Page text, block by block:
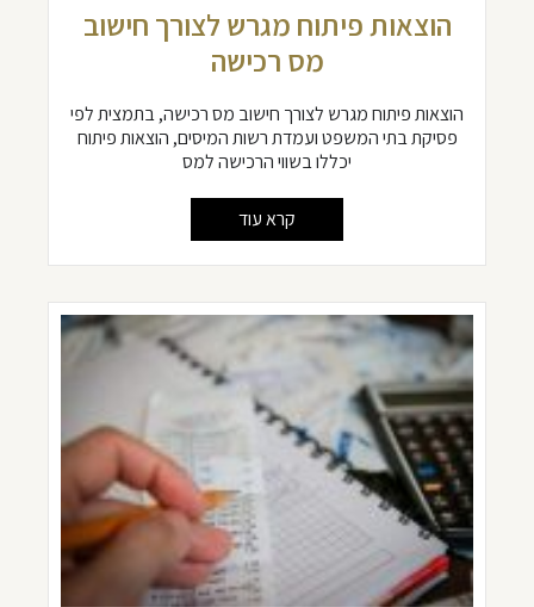
הוצאות פיתוח מגרש לצורך חישוב
מס רכישה
הוצאות פיתוח מגרש לצורך חישוב מס רכישה, בתמצית לפי
פסיקת בתי המשפט ועמדת רשות המיסים, הוצאות פיתוח
יכללו בשווי הרכישה למס
קרא עוד